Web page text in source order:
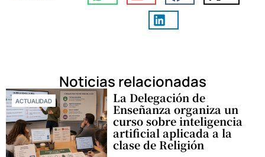
Noticias relacionadas
ACTUALIDAD La Delegación de
Enseñanza organiza un
curso sobre inteligencia
artificial aplicada a la
clase de Religión